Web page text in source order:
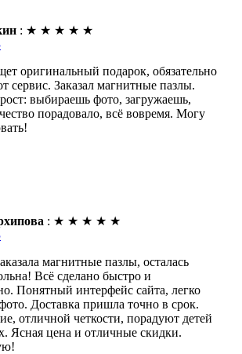
: ★ ★ ★ ★ ★
оригинальный подарок, обязательно
сервис. Заказал магнитные пазлы.
выбираешь фото, загружаешь,
порадовало, всё вовремя. Могу
: ★ ★ ★ ★ ★
магнитные пазлы, осталась
Всё сделано быстро и
Понятный интерфейс сайта, легко
Доставка пришла точно в срок.
отличной четкости, порадуют детей
Ясная цена и отличные скидки.